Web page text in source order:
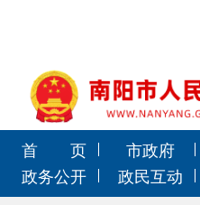
首 页 市政府
政务公开
政民互动